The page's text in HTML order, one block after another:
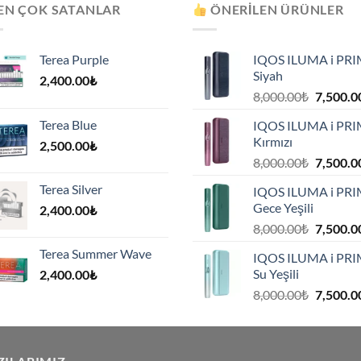
ÇOK SATANLAR
Terea Purple
2,400.00₺
Terea Blue
2,500.00₺
Terea Silver
2,400.00₺
Terea Summer Wave
2,400.00₺
ÖNERILEN ÜRÜNLER
IQOS ILUMA i
Siyah
8,000.00₺ Orijinal
IQOS ILUMA i
Kırmızı
8,000.00₺ Orijinal
IQOS ILUMA i
Gece Yeşili
8,000.00₺ Orijinal
IQOS ILUMA i
Su Yeşili
8,000.00₺ Orijinal